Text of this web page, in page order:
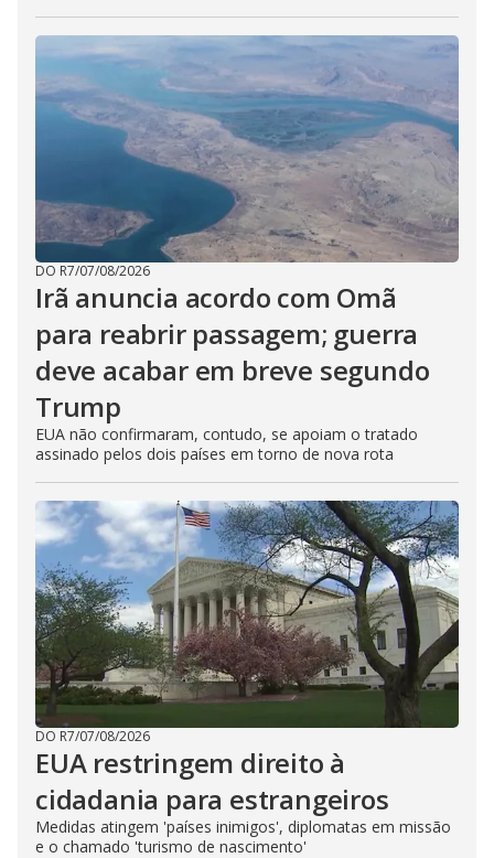
DO R7/07/08/2026
Irã anuncia acordo com Omã
para reabrir passagem; guerra
deve acabar em breve segundo
Trump
EUA não confirmaram, contudo, se apoiam o tratado
assinado pelos dois países em torno de nova rota
DO R7/07/08/2026
EUA restringem direito à
cidadania para estrangeiros
Medidas atingem 'países inimigos', diplomatas em missão
e o chamado 'turismo de nascimento'